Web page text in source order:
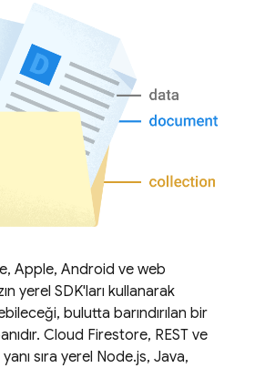
, Apple, Android ve web
yerel SDK'ları kullanarak
bulutta barındırılan bir
Cloud Firestore, REST ve
sıra yerel Node.js, Java,